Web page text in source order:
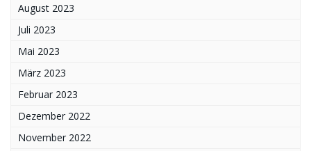
August 2023
Juli 2023
Mai 2023
März 2023
Februar 2023
Dezember 2022
November 2022